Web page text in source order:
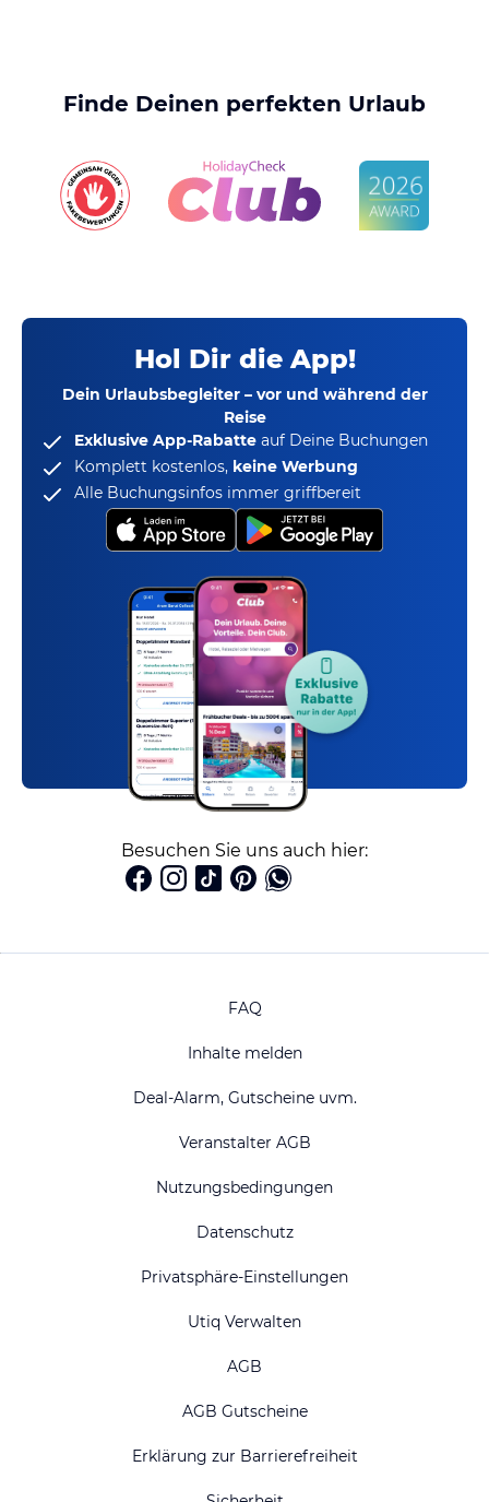
Finde Deinen perfekten Urlaub
Hol Dir die App!
Dein Urlaubsbegleiter – vor und während der
Reise
Exklusive App-Rabatte auf Deine Buchungen
Komplett kostenlos, keine Werbung
Alle Buchungsinfos immer griffbereit
Besuchen Sie uns auch hier:
FAQ
Inhalte melden
Deal-Alarm, Gutscheine uvm.
Veranstalter AGB
Nutzungsbedingungen
Datenschutz
Privatsphäre-Einstellungen
Utiq Verwalten
AGB
AGB Gutscheine
Erklärung zur Barrierefreiheit